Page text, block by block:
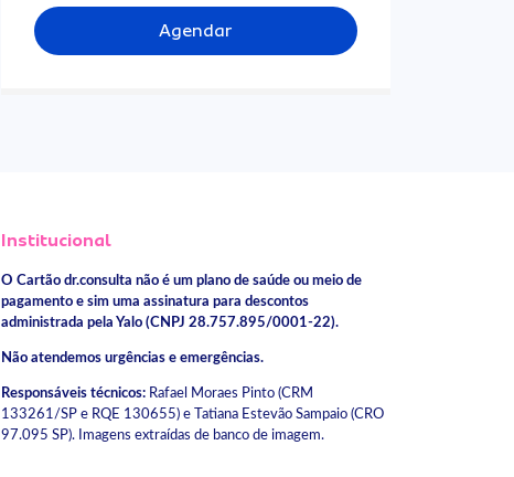
Agendar
Institucional
O Cartão dr.consulta não é um plano de saúde ou meio de
pagamento e sim uma assinatura para descontos
administrada pela Yalo (CNPJ 28.757.895/0001-22).
Não atendemos urgências e emergências.
Responsáveis técnicos:Rafael Moraes Pinto (CRM
133261/SP e RQE 130655) e Tatiana Estevão Sampaio (CRO
97.095 SP). Imagens extraídas de banco de imagem.